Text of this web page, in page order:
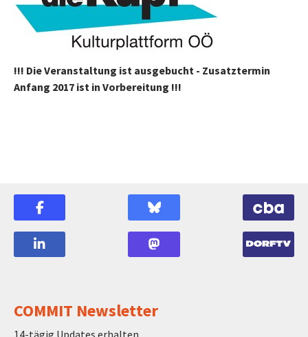
!!! Die Veranstaltung ist ausgebucht - Zusatztermin
Anfang 2017 ist in Vorbereitung !!!
COMMIT Newsletter